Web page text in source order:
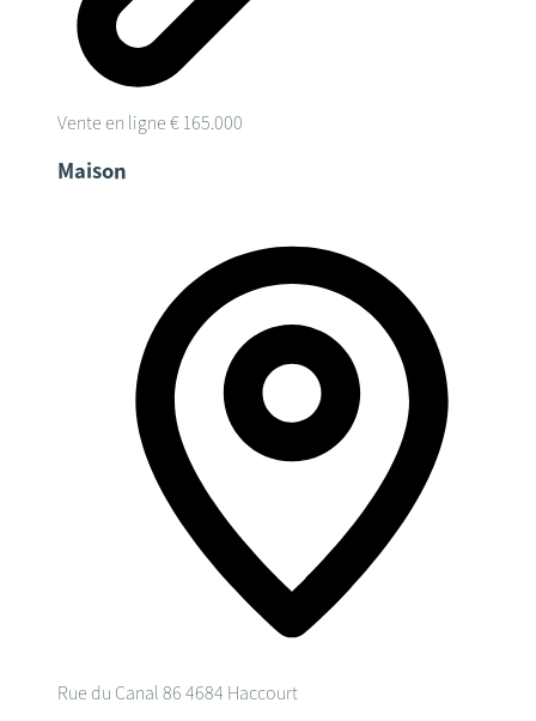
Vente en ligne € 165.000
Maison
Rue du Canal 86 4684 Haccourt